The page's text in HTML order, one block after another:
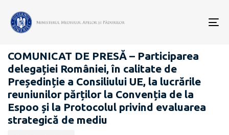
COMUNICATE DE PRESĂ
COMUNICAT DE PRESĂ – Participarea
delegației României, în calitate de
Președinție a Consiliului UE, la lucrările
reuniunilor părților la Convenția de la
Espoo și la Protocolul privind evaluarea
strategică de mediu
publicării: